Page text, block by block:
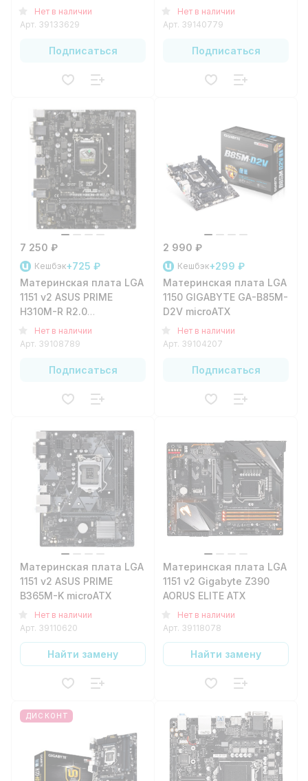
Нет в наличии
Арт. 39133629
Подписаться
H610/2xDDR4/1xPCI-
e16/1xPCI-
Нет в наличии
Арт. 39140779
Подписаться
7 250 ₽
Кешбэк+725 ₽
Материнская плата LGA
1151 v2 ASUS PRIME
H310M-R R2.0
H310/2xDDR4/1xPCI-
e16/1xPCI-
D/1xHDMI/1xGLAN/mATX
Нет в наличии
Арт. 39108789
Подписаться
2 990 ₽
Кешбэк+299 ₽
Материнская плата LGA
1150 GIGABYTE GA-B85M-
D2V microATX
Нет в наличии
Арт. 39104207
Подписаться
Материнская плата LGA
1151 v2 ASUS PRIME
B365M-K microATX
Нет в наличии
Арт. 39110620
Найти замену
Материнская плата LGA
1151 v2 Gigabyte Z390
AORUS ELITE ATX
Нет в наличии
Арт. 39118078
Найти замену
ДИСКОНТ